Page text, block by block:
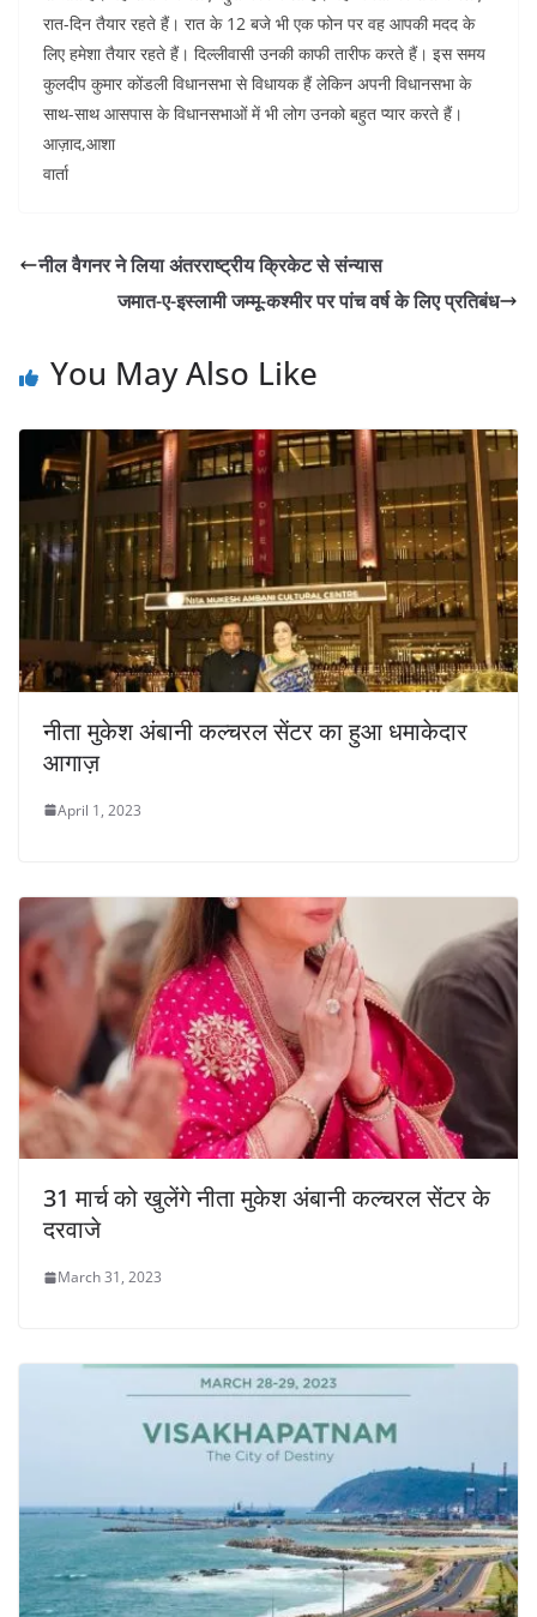
रात-दिन तैयार रहते हैं। रात के 12 बजे भी एक फोन पर वह आपकी मदद के
लिए हमेशा तैयार रहते हैं। दिल्लीवासी उनकी काफी तारीफ करते हैं। इस समय
कुलदीप कुमार कोंडली विधानसभा से विधायक हैं लेकिन अपनी विधानसभा के
साथ-साथ आसपास के विधानसभाओं में भी लोग उनको बहुत प्यार करते हैं।
आज़ाद,आशा
वार्ता
नील वैगनर ने लिया अंतरराष्ट्रीय क्रिकेट से संन्यास
जमात-ए-इस्लामी जम्मू-कश्मीर पर पांच वर्ष के लिए प्रतिबंध
You May Also Like
नीता मुकेश अंबानी कल्चरल सेंटर का हुआ धमाकेदार
आगाज़
April 1, 2023
31 मार्च को खुलेंगे नीता मुकेश अंबानी कल्चरल सेंटर के
दरवाजे
March 31, 2023